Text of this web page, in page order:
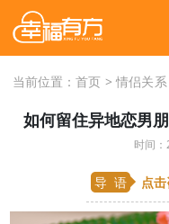
当前位置： 首页 > 情侣关系
如何留住异地恋男
时间
导 语 点